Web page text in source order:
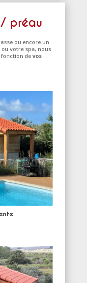
préau
ou encore un
votre spa, nous
devos